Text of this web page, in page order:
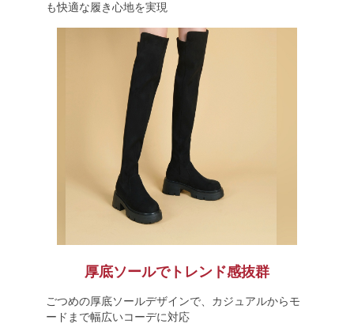
も快適な履き心地を実現
厚底ソールでトレンド感抜群
ごつめの厚底ソールデザインで、カジュアルからモ
ードまで幅広いコーデに対応